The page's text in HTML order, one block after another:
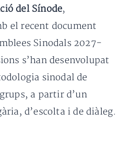
del Sínode,
el recent document
Sinodals 2027-
s’han desenvolupat
sinodal de
a partir d’un
d’escolta i de diàleg.